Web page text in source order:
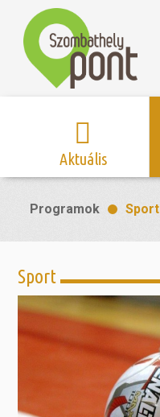
Aktuális
Programok Sport
Sport